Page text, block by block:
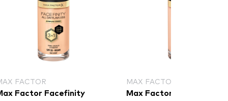
FACTOR
Factor Facefinity
MAX FACTOR
Max Factor Facefinity